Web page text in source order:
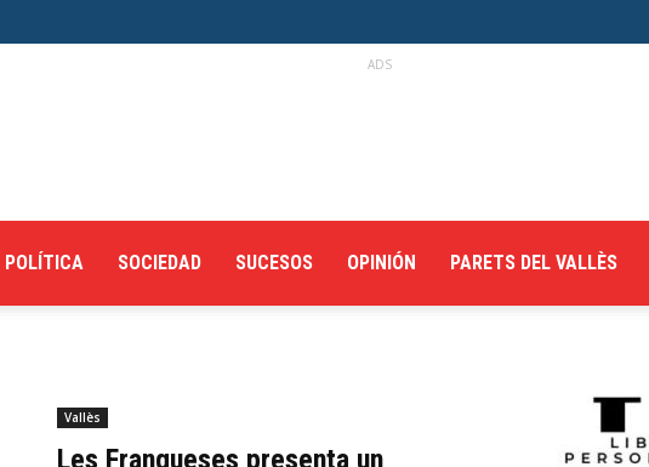
ADS
POLÍTICA SOCIEDAD SUCESOS OPINIÓN PARETS DEL VALLÈS
Vallès
Les Franqueses presenta un